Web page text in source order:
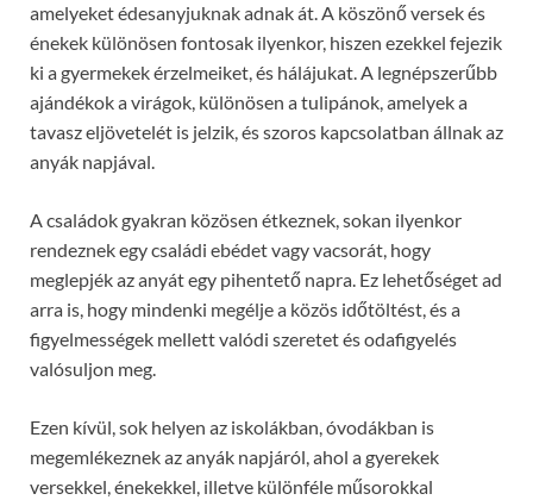
amelyeket édesanyjuknak adnak át. A köszönő versek és
énekek különösen fontosak ilyenkor, hiszen ezekkel fejezik
ki a gyermekek érzelmeiket, és hálájukat. A legnépszerűbb
ajándékok a virágok, különösen a tulipánok, amelyek a
tavasz eljövetelét is jelzik, és szoros kapcsolatban állnak az
anyák napjával.
A családok gyakran közösen étkeznek, sokan ilyenkor
rendeznek egy családi ebédet vagy vacsorát, hogy
meglepjék az anyát egy pihentető napra. Ez lehetőséget ad
arra is, hogy mindenki megélje a közös időtöltést, és a
figyelmességek mellett valódi szeretet és odafigyelés
valósuljon meg.
Ezen kívül, sok helyen az iskolákban, óvodákban is
megemlékeznek az anyák napjáról, ahol a gyerekek
versekkel, énekekkel, illetve különféle műsorokkal